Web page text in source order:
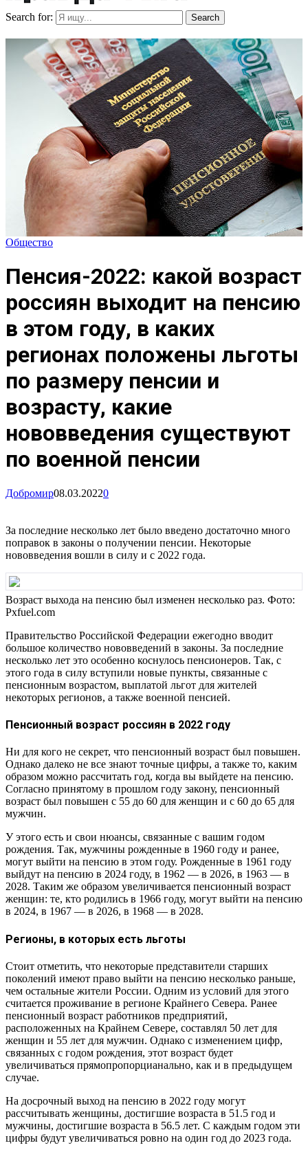
Search for: Search
Общество
Пенсия-2022: какой возраст
россиян выходит на пенсию
в этом году, в каких
регионах положены льготы
по размеру пенсии и
возрасту, какие
нововведения существуют
по военной пенсии
Добромир08.03.20220
За последние несколько лет было введено достаточно много
поправок в законы о получении пенсии. Некоторые
нововведения вошли в силу и с 2022 года.
Возраст выхода на пенсию был изменен несколько раз. Фото:
Pxfuel.com
Правительство Российской Федерации ежегодно вводит
большое количество нововведений в законы. За последние
несколько лет это особенно коснулось пенсионеров. Так, с
этого года в силу вступили новые пункты, связанные с
пенсионным возрастом, выплатой льгот для жителей
некоторых регионов, а также военной пенсией.
Пенсионный возраст россиян в 2022 году
Ни для кого не секрет, что пенсионный возраст был повышен.
Однако далеко не все знают точные цифры, а также то, каким
образом можно рассчитать год, когда вы выйдете на пенсию.
Согласно принятому в прошлом году закону, пенсионный
возраст был повышен с 55 до 60 для женщин и с 60 до 65 для
мужчин.
У этого есть и свои нюансы, связанные с вашим годом
рождения. Так, мужчины рожденные в 1960 году и ранее,
могут выйти на пенсию в этом году. Рожденные в 1961 году
выйдут на пенсию в 2024 году, в 1962 — в 2026, в 1963 — в
2028. Таким же образом увеличивается пенсионный возраст
женщин: те, кто родились в 1966 году, могут выйти на пенсию
в 2024, в 1967 — в 2026, в 1968 — в 2028.
Регионы, в которых есть льготы
Стоит отметить, что некоторые представители старших
поколений имеют право выйти на пенсию несколько раньше,
чем остальные жители России. Одним из условий для этого
считается проживание в регионе Крайнего Севера. Ранее
пенсионный возраст работников предприятий,
расположенных на Крайнем Севере, составлял 50 лет для
женщин и 55 лет для мужчин. Однако с изменением цифр,
связанных с годом рождения, этот возраст будет
увеличиваться прямопропорцианально, как и в предыдущем
случае.
На досрочный выход на пенсию в 2022 году могут
рассчитывать женщины, достигшие возраста в 51.5 год и
мужчины, достигшие возраста в 56.5 лет. С каждым годом эти
цифры будут увеличиваться ровно на один год до 2023 года.